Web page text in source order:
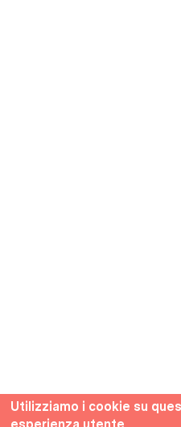
Utilizziamo i cookie su